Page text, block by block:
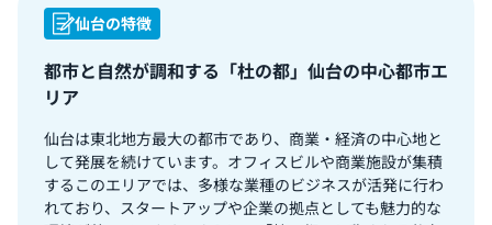
仙台の特徴
都市と自然が調和する「杜の都」仙台の中心都市エ
リア
仙台は東北地方最大の都市であり、商業・経済の中心地と
して発展を続けています。オフィスビルや商業施設が集積
するこのエリアでは、多様な業種のビジネスが活発に行わ
れており、スタートアップや企業の拠点としても魅力的な